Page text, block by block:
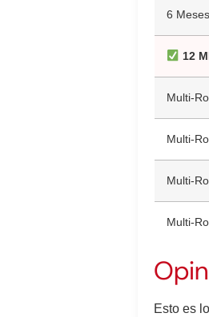
6 Meses
12
Multi-
Multi-
Multi-
Multi-
Esto es